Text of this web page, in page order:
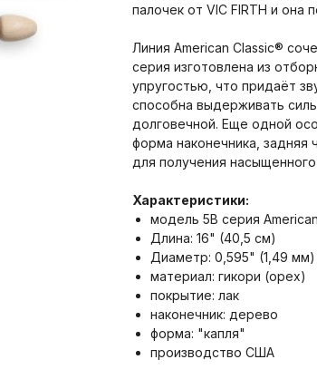
палочек от VIC FIRTH и она
Линия American Classic®
серия изготовлена из
упругостью, что придаёт
способна выдерживать
долговечной. Еще одной
форма наконечника, задняя
для получения
Характеристики:
модель 5B серия
Длина: 16" (40,5 см)
Диаметр: 0,595" (1,49 мм)
материал: гикори (орех)
покрытие: лак
наконечник: дерево
форма: "капля"
производство США